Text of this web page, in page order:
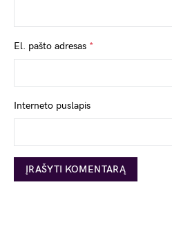
El. pašto adresas *
Interneto puslapis